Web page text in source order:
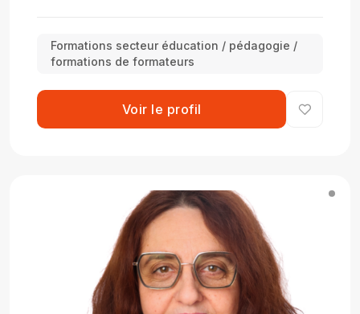
Formations secteur éducation / pédagogie /
formations de formateurs
Voir le profil